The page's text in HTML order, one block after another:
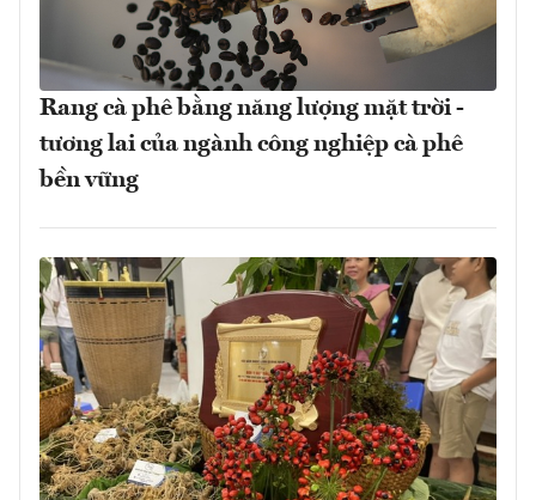
Rang cà phê bằng năng lượng mặt trời -
tương lai của ngành công nghiệp cà phê
bền vững